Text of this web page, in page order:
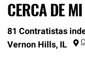
CERCA DE
81 Contratistas
Vernon Hills, IL